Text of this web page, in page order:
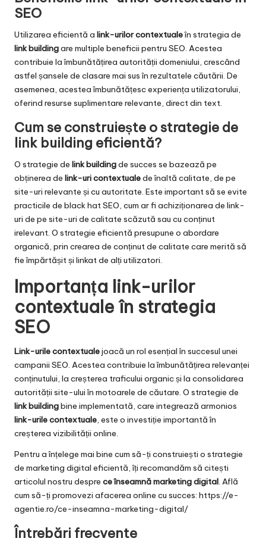
SEO
Utilizarea eficientă a link-urilor contextualeîn strategia de
link buildingare multiple beneficii pentru SEO. Acestea
contribuie la îmbunătățirea autorității domeniului, crescând
astfel șansele de clasare mai sus în rezultatele căutării. De
asemenea, acestea îmbunătățesc experiența utilizatorului,
oferind resurse suplimentare relevante, direct din text.
Cum se construiește o strategie de
link building eficientă?
O strategie de link buildingde succes se bazează pe
obținerea de link-uri contextualede înaltă calitate, de pe
site-uri relevante și cu autoritate. Este important să se evite
practicile de black hat SEO, cum ar fi achiziționarea de link-
uri de pe site-uri de calitate scăzută sau cu conținut
irelevant. O strategie eficientă presupune o abordare
organică, prin crearea de conținut de calitate care merită să
fie împărtășit și linkat de alți utilizatori.
Importanța link-urilor
contextuale în strategia
SEO
Link-urile contextualejoacă un rol esențial în succesul unei
campanii SEO. Acestea contribuie la îmbunătățirea relevanței
conținutului, la creșterea traficului organic și la consolidarea
autorității site-ului în motoarele de căutare. O strategie de
link buildingbine implementată, care integrează armonios
link-urile contextuale, este o investiție importantă în
creșterea vizibilității online.
Pentru a înțelege mai bine cum să-ți construiești o strategie
de marketing digital eficientă, îți recomandăm să citești
articolul nostru despre ce înseamnă marketing digital. Află
cum să-ți promovezi afacerea online cu succes: https://e-
agentie.ro/ce-inseamna-marketing-digital/
Întrebări frecvente